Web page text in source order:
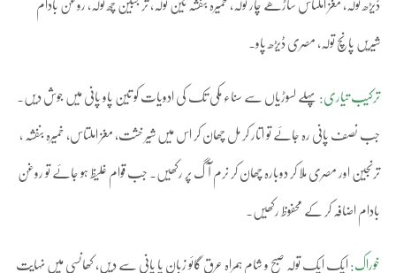
ڈیڑھ تولہ، مغز املتاس ساڑھے چار تولہ، خمیرہ بنفشہ تین تولہ، ترنجبین چھ تولہ، روغن بادام
شیریں پانچ تولہ، مصری ڈیڑھ پاو۔
ترکیب تیاری: پہلے لسوڑیاں سے سناء مکی تک کی ادویات کو تین پاو پانی میں جوش دیں۔
جب نصف پانی رہ جائے تو اتار کر مل چھان کر اس میں شیر خشت، مغز املتاس، خمیرہ بنفشہ ،
ترنجین اور مصری ملا کر دوبارہ چھان کر نرم آگ پر رکھیں۔ جب قوام غلیظ ہو جائے تو روغن
بادام اضافہ کر کے محفوظ رکھیں۔
خوراک: ایک ایک تولہ صبح و شام ہمراہ عرق گائو زبان یا پانی سے دیں، کھانسی میں نہایت